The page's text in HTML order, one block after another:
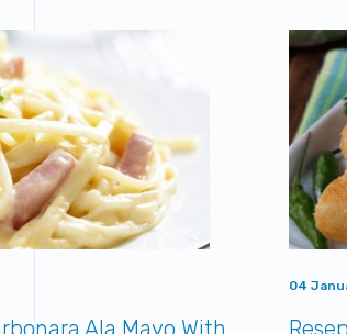
Ala Mayo With
04